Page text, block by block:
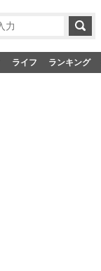
ライフ ランキング